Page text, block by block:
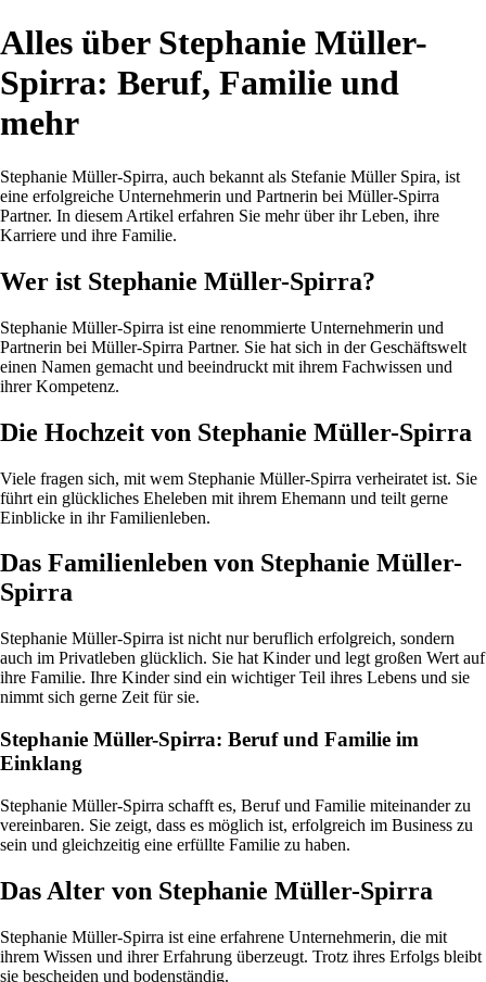
Alles über Stephanie Müller-
Spirra: Beruf, Familie und
mehr
Stephanie Müller-Spirra, auch bekannt als Stefanie Müller Spira, ist
eine erfolgreiche Unternehmerin und Partnerin bei Müller-Spirra
Partner. In diesem Artikel erfahren Sie mehr über ihr Leben, ihre
Karriere und ihre Familie.
Wer ist Stephanie Müller-Spirra?
Stephanie Müller-Spirra ist eine renommierte Unternehmerin und
Partnerin bei Müller-Spirra Partner. Sie hat sich in der Geschäftswelt
einen Namen gemacht und beeindruckt mit ihrem Fachwissen und
ihrer Kompetenz.
Die Hochzeit von Stephanie Müller-Spirra
Viele fragen sich, mit wem Stephanie Müller-Spirra verheiratet ist. Sie
führt ein glückliches Eheleben mit ihrem Ehemann und teilt gerne
Einblicke in ihr Familienleben.
Das Familienleben von Stephanie Müller-
Spirra
Stephanie Müller-Spirra ist nicht nur beruflich erfolgreich, sondern
auch im Privatleben glücklich. Sie hat Kinder und legt großen Wert auf
ihre Familie. Ihre Kinder sind ein wichtiger Teil ihres Lebens und sie
nimmt sich gerne Zeit für sie.
Stephanie Müller-Spirra: Beruf und Familie im
Einklang
Stephanie Müller-Spirra schafft es, Beruf und Familie miteinander zu
vereinbaren. Sie zeigt, dass es möglich ist, erfolgreich im Business zu
sein und gleichzeitig eine erfüllte Familie zu haben.
Das Alter von Stephanie Müller-Spirra
Stephanie Müller-Spirra ist eine erfahrene Unternehmerin, die mit
ihrem Wissen und ihrer Erfahrung überzeugt. Trotz ihres Erfolgs bleibt
sie bescheiden und bodenständig.